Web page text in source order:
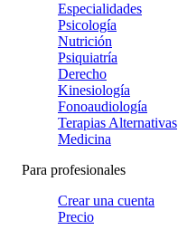
Especialidades
Psicología
Nutrición
Psiquiatría
Derecho
Kinesiología
Fonoaudiología
Terapias Alternativas
Medicina
Para profesionales
Crear una cuenta
Precio